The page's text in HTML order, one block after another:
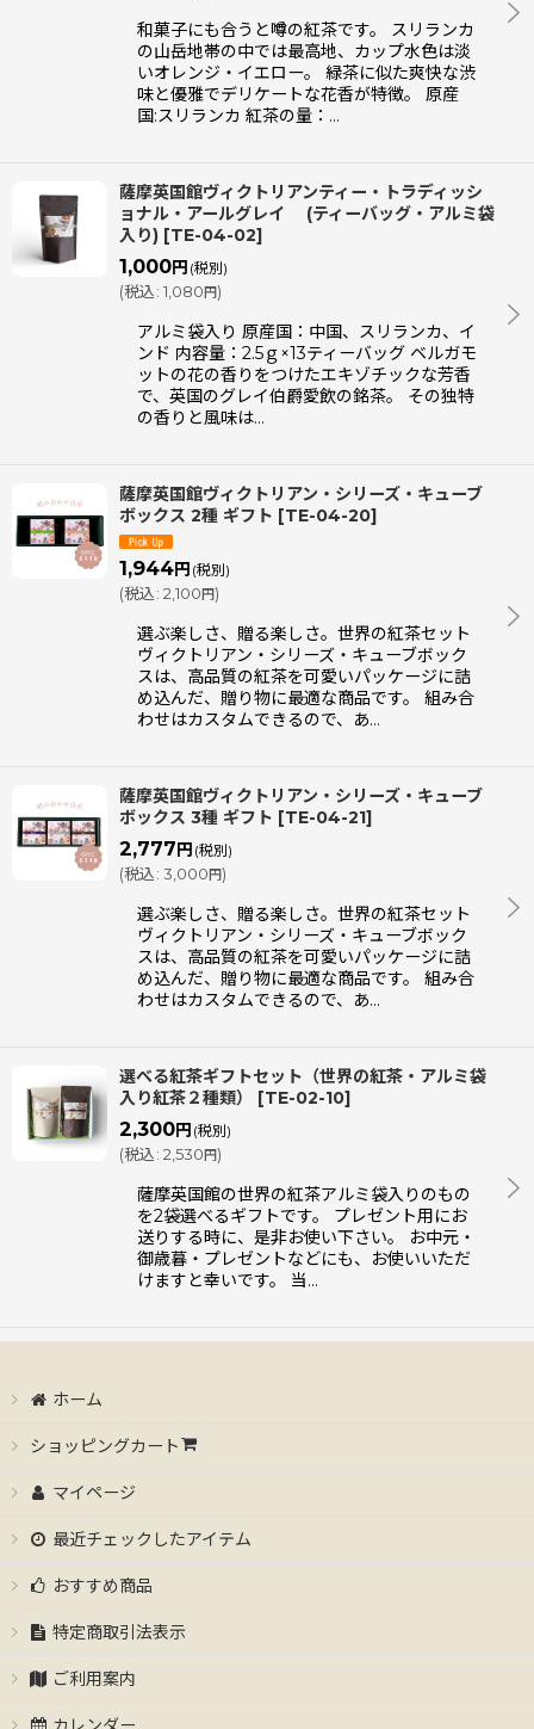
和菓子にも合うと噂の紅茶です。 スリランカ
の山岳地帯の中では最高地、カップ水色は淡
いオレンジ・イエロー。 緑茶に似た爽快な渋
味と優雅でデリケートな花香が特徴。 原産
国:スリランカ 紅茶の量：…
薩摩英国館ヴィクトリアンティー・トラディッシ
ョナル・アールグレイ (ティーバッグ・アルミ袋
入り) [TE-04-02]
1,000円 (税別)
(税込: 1,080円)
アルミ袋入り 原産国：中国、スリランカ、イ
ンド 内容量：2.5ｇ×13ティーバッグ ベルガモ
ットの花の香りをつけたエキゾチックな芳香
で、英国のグレイ伯爵愛飲の銘茶。 その独特
の香りと風味は…
薩摩英国館ヴィクトリアン・シリーズ・キューブ
ボックス 2種 ギフト [TE-04-20]
1,944円 (税別)
(税込: 2,100円)
選ぶ楽しさ、贈る楽しさ。世界の紅茶セット
ヴィクトリアン・シリーズ・キューブボック
スは、高品質の紅茶を可愛いパッケージに詰
め込んだ、贈り物に最適な商品です。 組み合
わせはカスタムできるので、あ…
薩摩英国館ヴィクトリアン・シリーズ・キューブ
ボックス 3種 ギフト [TE-04-21]
2,777円 (税別)
(税込: 3,000円)
選ぶ楽しさ、贈る楽しさ。世界の紅茶セット
ヴィクトリアン・シリーズ・キューブボック
スは、高品質の紅茶を可愛いパッケージに詰
め込んだ、贈り物に最適な商品です。 組み合
わせはカスタムできるので、あ…
選べる紅茶ギフトセット（世界の紅茶・アルミ袋
入り紅茶２種類）
[TE-02-10]
2,300円 (税別)
(税込: 2,530円)
薩摩英国館の世界の紅茶アルミ袋入りのもの
を2袋選べるギフトです。 プレゼント用にお
送りする時に、是非お使い下さい。 お中元・
御歳暮・プレゼントなどにも、お使いいただ
けますと幸いです。 当…
ホーム
ショッピングカート
マイページ
最近チェックしたアイテム
おすすめ商品
特定商取引法表示
ご利用案内